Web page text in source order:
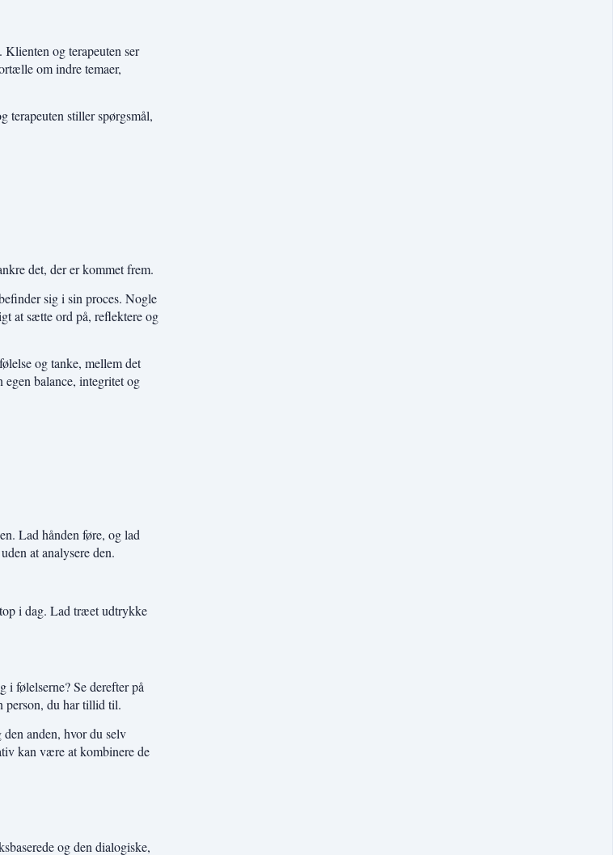
og terapeuten ser
om indre temaer,
terapeuten stiller spørgsmål,
det, der er kommet frem.
sig i sin proces. Nogle
at sætte ord på, reflektere og
og tanke, mellem det
egen balance, integritet og
Lad hånden føre, og lad
at analysere den.
i dag. Lad træet udtrykke
følelserne? Se derefter på
person, du har tillid til.
anden, hvor du selv
kan være at kombinere de
og den dialogiske,